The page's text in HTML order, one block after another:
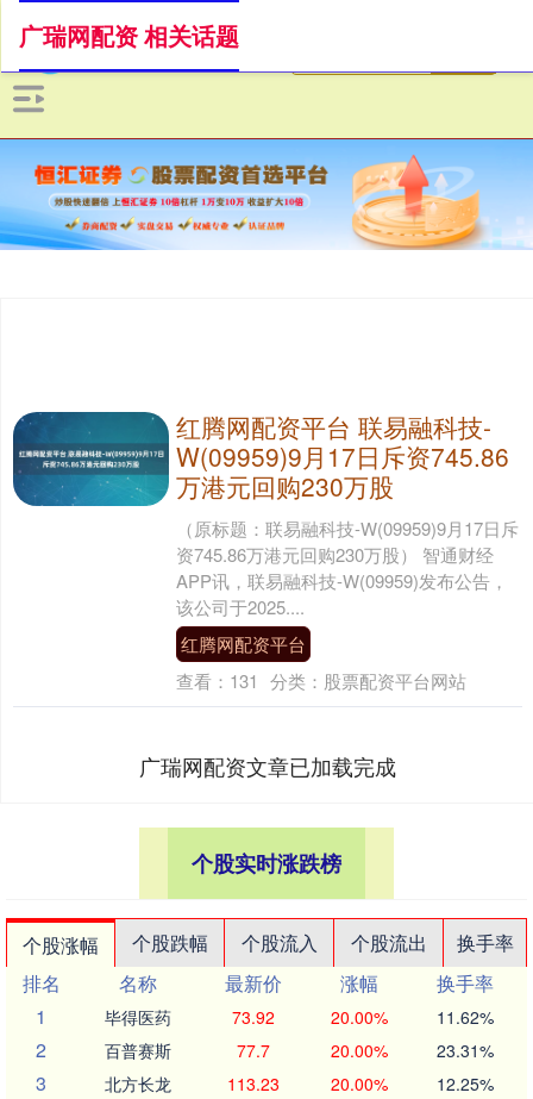
广瑞网配资 相关话题
红腾网配资平台 联易融科技-
W(09959)9月17日斥资745.86
万港元回购230万股
（原标题：联易融科技-W(09959)9月17日斥
资745.86万港元回购230万股） 智通财经
APP讯，联易融科技-W(09959)发布公告，
该公司于2025....
红腾网配资平台
查看： 131 分类： 股票配资平台网站
广瑞网配资文章已加载完成
个股实时涨跌榜
个股涨幅 个股跌幅 个股流入 个股流出
换手率
排名
名称 最新价 涨幅
换手率
1
毕得医药 73.92 20.00% 11.62%
2 百普赛斯 77.7 20.00% 23.31%
3 北方长龙 113.23 20.00% 12.25%